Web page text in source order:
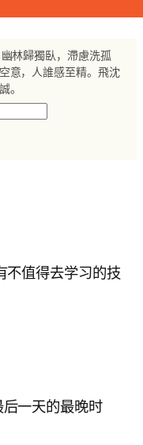
林歸獨臥，滯慮洗孤
意，人誰感至精。飛沈
。
不值得去学习的技
一天的最晚时